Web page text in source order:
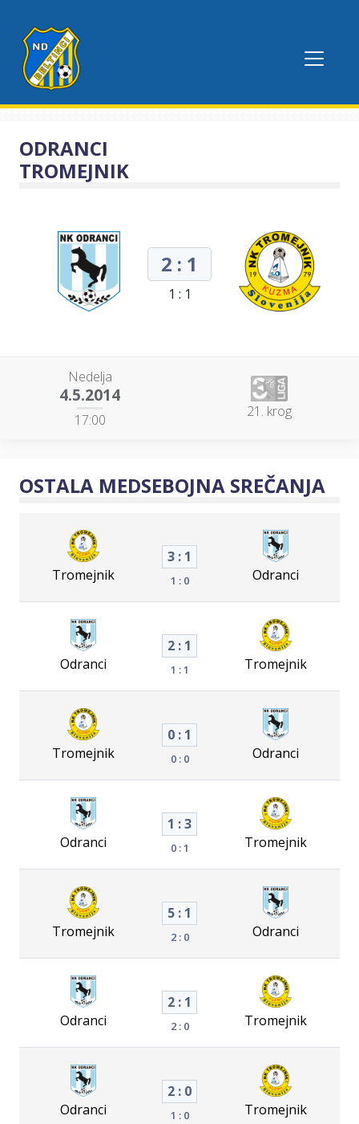
ODRANCI
TROMEJNIK
2 : 1
1 : 1
Nedelja
4.5.2014
17:00 21. krog
OSTALA MEDSEBOJNA SREČANJA
Tromejnik
3 : 1
1 : 0 Odranci
Odranci
2 : 1
1 : 1 Tromejnik
Tromejnik
0 : 1
0 : 0 Odranci
Odranci
1 : 3
0 : 1 Tromejnik
Tromejnik
5 : 1
2 : 0 Odranci
Odranci
2 : 1
2 : 0 Tromejnik
Odranci
2 : 0
1 : 0 Tromejnik